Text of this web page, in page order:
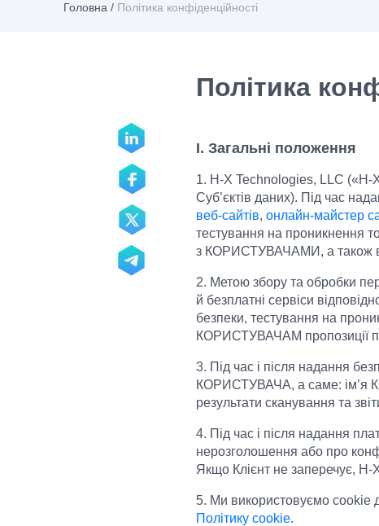
Головна / Політика конфіденційності
Політика
I. Загальні положення
1. H-X Technologies, LLC («H-
Суб’єктів даних). Під час
веб-сайтів, онлайн-майстер
тестування на проникнення
з КОРИСТУВАЧАМИ, а також
2. Метою збору та обробки
й безплатні сервіси
безпеки, тестування на
КОРИСТУВАЧАМ пропозиції
3. Під час і після надання
КОРИСТУВАЧА, а саме: ім’я
результати сканування та
4. Під час і після надання
нерозголошення або про
Якщо Клієнт не заперечує, H-
5. Ми використовуємо cookie
Політику cookie.